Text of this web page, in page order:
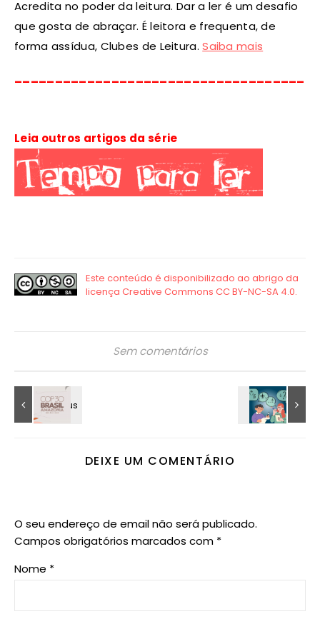
Acredita no poder da leitura. Dar a ler é um desafio
que gosta de abraçar. É leitora e frequenta, de
forma assídua, Clubes de Leitura.Saiba mais
Leia outros artigos da série
Sem comentários
DEIXE UM COMENTÁRIO
O seu endereço de email não será publicado.
Campos obrigatórios marcados com *
Nome *